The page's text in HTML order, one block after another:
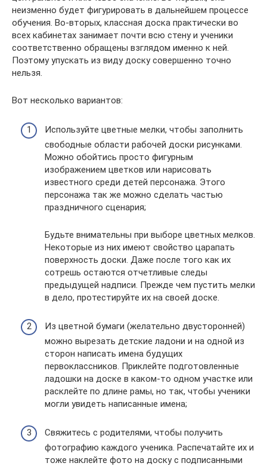
неизменно будет фигурировать в дальнейшем процессе
обучения. Во-вторых, классная доска практически во
всех кабинетах занимает почти всю стену и ученики
соответственно обращены взглядом именно к ней.
Поэтому упускать из виду доску совершенно точно
нельзя.
Вот несколько вариантов:
Используйте цветные мелки, чтобы заполнить
свободные области рабочей доски рисунками.
Можно обойтись просто фигурным
изображением цветков или нарисовать
известного среди детей персонажа. Этого
персонажа так же можно сделать частью
праздничного сценария;
Будьте внимательны при выборе цветных мелков.
Некоторые из них имеют свойство царапать
поверхность доски. Даже после того как их
сотрешь остаются отчетливые следы
предыдущей надписи. Прежде чем пустить мелки
в дело, протестируйте их на своей доске.
Из цветной бумаги (желательно двусторонней)
можно вырезать детские ладони и на одной из
сторон написать имена будущих
первоклассников. Приклейте подготовленные
ладошки на доске в каком-то одном участке или
расклейте по длине рамы, но так, чтобы ученики
могли увидеть написанные имена;
Свяжитесь с родителями, чтобы получить
фотографию каждого ученика. Распечатайте их и
тоже наклейте фото на доску с подписанными